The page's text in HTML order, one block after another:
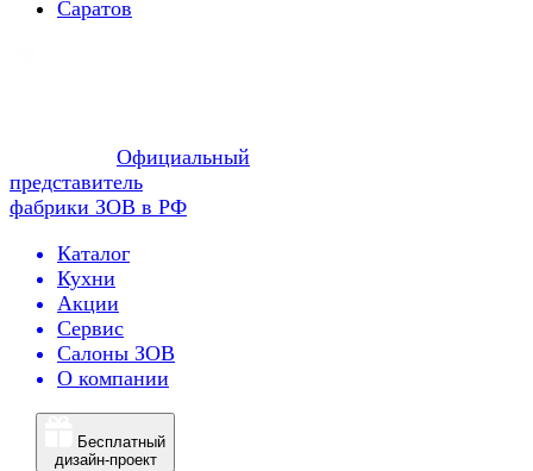
Саратов
Официальный
представитель
фабрики ЗОВ в РФ
Каталог
Кухни
Акции
Сервис
Салоны ЗОВ
О компании
Бесплатный
дизайн-проект